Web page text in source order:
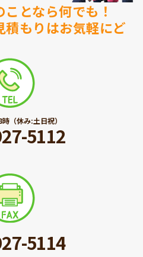
となら何でも！
積もりはお気軽にど
（休み:土日祝）
5112
5114